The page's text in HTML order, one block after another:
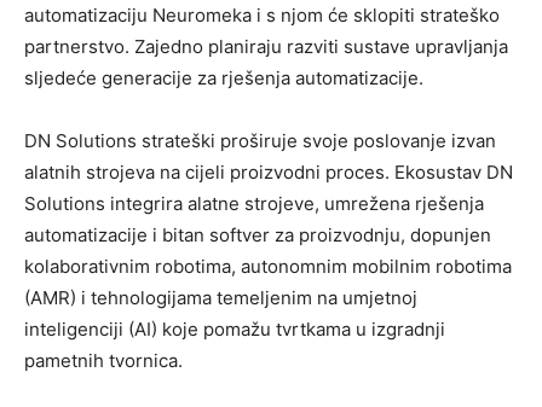
automatizaciju Neuromeka i s njom će sklopiti strateško
partnerstvo. Zajedno planiraju razviti sustave upravljanja
sljedeće generacije za rješenja automatizacije.
DN Solutions strateški proširuje svoje poslovanje izvan
alatnih strojeva na cijeli proizvodni proces. Ekosustav DN
Solutions integrira alatne strojeve, umrežena rješenja
automatizacije i bitan softver za proizvodnju, dopunjen
kolaborativnim robotima, autonomnim mobilnim robotima
(AMR) i tehnologijama temeljenim na umjetnoj
inteligenciji (AI) koje pomažu tvrtkama u izgradnji
pametnih tvornica.